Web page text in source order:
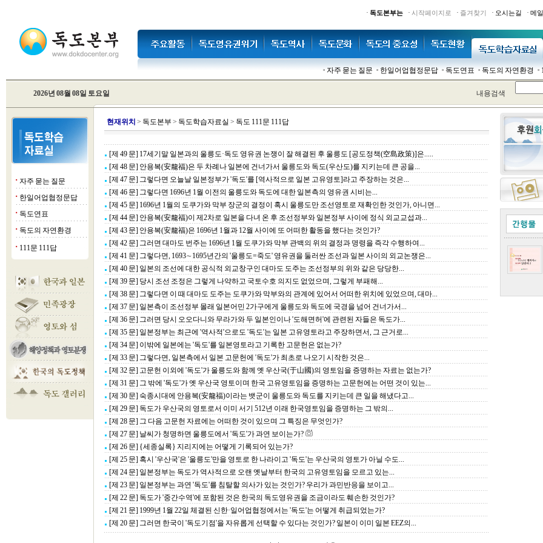
· 독도본부는 · 시작페이지로 · 즐겨찾기 · 오시는길 · 메
자주 묻는 질문 한일어업협정문답 독도연표 독도의 자연환경
2026년 08월 08일 토요일 내용검색
■ 자주 묻는 질문
■ 한일어업협정문답
■ 독도연표
■ 독도의 자연환경
■ 111문 111답
현재위치 > 독도본부 > 독도학습자료실 > 독도 111문 111답
[제 49 문] 17세기말 일본과의 울릉도·독도 영유권 논쟁이 잘 해결된 후 울릉도 [공도정책(空島政策)]은.....
[제 48 문] 안용복(安龍福)은 두 차례나 일본에 건너가서 울릉도와 독도(우산도)를 지키는데 큰 공을...
[제 47 문] 그렇다면 오늘날 일본정부가 '독도'를 [역사적으로 일본 고유영토]라고 주장하는 것은...
[제 46 문] 그렇다면 1696년 1월 이전의 울릉도와 독도에 대한 일본측의 영유권 시비는...
[제 45 문] 1696년 1월의 도쿠가와 막부 장군의 결정이 혹시 울릉도만 조선영토로 재확인한 것인가, 아니면...
[제 44 문] 안용복(安龍福)이 제2차로 일본을 다녀 온 후 조선정부와 일본정부 사이에 정식 외교교섭과...
[제 43 문] 안용복(安龍福)은 1696년 1월과 12월 사이에 또 어떠한 활동을 했다는 것인가?
[제 42 문] 그러면 대마도 번주는 1696년 1월 도쿠가와 막부 관백의 위의 결정과 명령을 즉각 수행하여...
[제 41 문] 그렇다면, 1693∼1695년간의 '울릉도=죽도' 영유권을 둘러싼 조선과 일본 사이의 외교논쟁은...
[제 40 문] 일본의 조선에 대한 공식적 외교창구인 대마도 도주는 조선정부의 위와 같은 당당한...
[제 39 문] 당시 조선 조정은 그렇게 나약하고 국토수호 의지도 없었으며, 그렇게 부패해...
[제 38 문] 그렇다면 이 때 대마도 도주는 도쿠가와 막부와의 관계에 있어서 어떠한 위치에 있었으며, 대마...
[제 37 문] 일본측이 조선정부 몰래 일본어민 2가구에게 울릉도와 독도에 국경을 넘어 건너가서...
[제 36 문] 그러면 당시 오오다니와 무라가와 두 일본인이나 '도해면허'에 관련된 자들은 독도가...
[제 35 문] 일본정부는 최근에 '역사적'으로도 '독도'는 일본 고유영토라고 주장하면서, 그 근거로...
[제 34 문] 이밖에 일본에는 '독도'를 일본영토라고 기록한 고문헌은 없는가?
[제 33 문] 그렇다면, 일본측에서 일본 고문헌에 '독도'가 최초로 나오기 시작한 것은...
[제 32 문] 고문헌 이외에 '독도'가 울릉도와 함께 옛 우산국(于山國)의 영토임을 증명하는 자료는 없는가?
[제 31 문] 그 밖에 '독도'가 옛 우산국 영토이며 한국 고유영토임을 증명하는 고문헌에는 어떤 것이 있는...
[제 30 문] 숙종시대에 안용복(安龍福)이라는 뱃군이 울릉도와 독도를 지키는데 큰 일을 해냈다고...
[제 29 문] 독도가 우산국의 영토로서 이미 서기 512년 이래 한국영토임을 증명하는 그 밖의...
[제 28 문] 그 다음 고문헌 자료에는 어떠한 것이 있으며 그 특징은 무엇인가?
[제 27 문] 날씨가 청명하면 울릉도에서 '독도'가 과연 보이는가?
[제 26 문] {세종실록} 지리지에는 어떻게 기록되어 있는가?
[제 25 문] 혹시 '우산국'은 '울릉도'만을 영토로 한 나라이고 '독도'는 우산국의 영토가 아닐 수도...
[제 24 문] 일본정부는 독도가 역사적으로 오랜 옛날부터 한국의 고유영토임을 모르고 있는...
[제 23 문] 일본정부는 과연 '독도'를 침탈할 의사가 있는 것인가? 우리가 과민반응을 보이고...
[제 22 문] 독도가 '중간수역'에 포함된 것은 한국의 독도영유권을 조금이라도 훼손한 것인가?
[제 21 문] 1999년 1월 22일 체결된 신한·일어업협정에서는 '독도'는 어떻게 취급되었는가?
[제 20 문] 그러면 한국이 '독도기점'을 자유롭게 선택할 수 있다는 것인가? 일본이 이미 일본 EEZ의...